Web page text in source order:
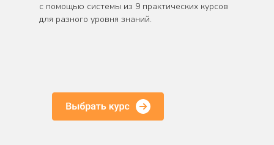
с помощью системы из 9 практических курсов
для разного уровня знаний.